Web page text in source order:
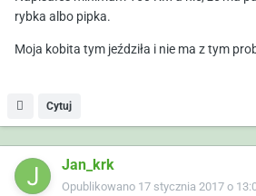
rybka albo pipka.
Moja kobita tym jeździła i nie ma z tym
Cytuj
Jan_krk
Opublikowano 17 stycznia 2017 o